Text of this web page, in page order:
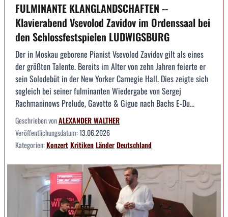
FULMINANTE KLANGLANDSCHAFTEN --
Klavierabend Vsevolod Zavidov im Ordenssaal bei
den Schlossfestspielen LUDWIGSBURG
Der in Moskau geborene Pianist Vsevolod Zavidov gilt als eines
der größten Talente. Bereits im Alter von zehn Jahren feierte er
sein Solodebüt in der New Yorker Carnegie Hall. Dies zeigte sich
sogleich bei seiner fulminanten Wiedergabe von Sergej
Rachmaninows Prelude, Gavotte & Gigue nach Bachs E-Du...
Geschrieben vonALEXANDER WALTHER
Veröffentlichungsdatum:13.06.2026
Kategorien:KonzertKritikenLänderDeutschland